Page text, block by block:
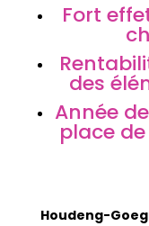
Fort
des
Année
place
Houdeng-